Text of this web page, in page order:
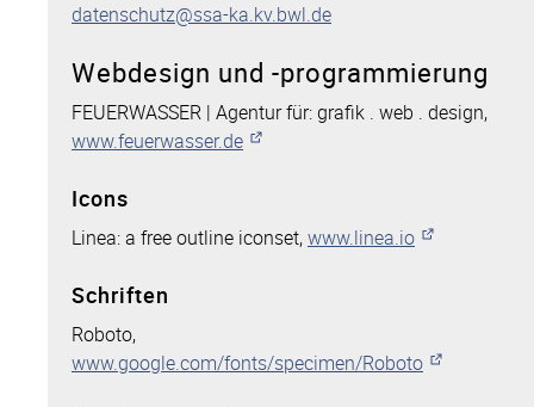
datenschutz@ssa-ka.kv.bwl.de
Webdesign und -programmierung
FEUERWASSER | Agentur für: grafik . web . design,
www.feuerwasser.de
Icons
Linea: a free outline iconset,www.linea.io
Schriften
Roboto,
www.google.com/fonts/specimen/Roboto